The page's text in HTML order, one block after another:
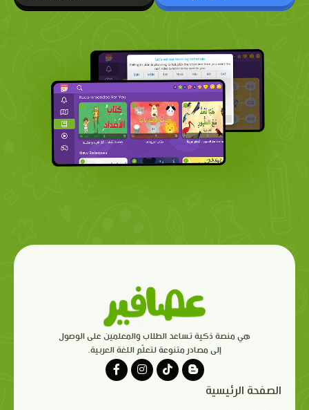
هي منصة ذكية تساعد الطلاب والمعلمين على الوصول
إلى مصادر متنوعة لتعلّم اللغة العربية.
الصفحة الرئيسية